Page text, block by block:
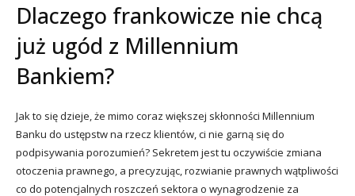
Dlaczego frankowicze nie chcą
już ugód z Millennium
Bankiem?
Jak to się dzieje, że mimo coraz większej skłonności Millennium
Banku do ustępstw na rzecz klientów, ci nie garną się do
podpisywania porozumień? Sekretem jest tu oczywiście zmiana
otoczenia prawnego, a precyzując, rozwianie prawnych wątpliwości
co do potencjalnych roszczeń sektora o wynagrodzenie za